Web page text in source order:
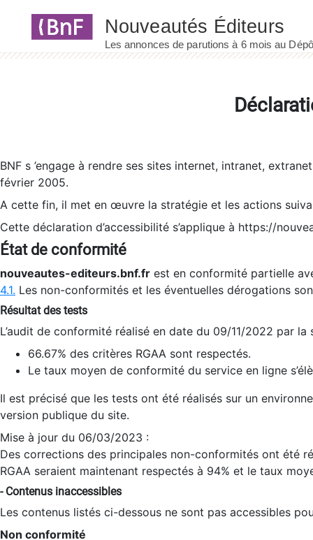
BNF s ’engage à rendre ses sites internet, intranet,
février 2005.
A cette fin, il met en œuvre la stratégie et les actions
Cette déclaration d’accessibilité s’applique à https://
État de conformité
nouveautes-editeurs.bnf.fr est en conformité partielle
4.1. Les non-conformités et les éventuelles dérogations
Résultat des tests
L’audit de conformité réalisé en date du 09/11/2022 par
66.67% des critères RGAA sont respectés.
Le taux moyen de conformité du service en ligne
Il est précisé que les tests ont été réalisés sur un
version publique du site.
Mise à jour du 06/03/2023 :
Des corrections des principales non-conformités ont été
RGAA seraient maintenant respectés à 94% et le taux
- Contenus inaccessibles
Les contenus listés ci-dessous ne sont pas accessibles
Non conformité